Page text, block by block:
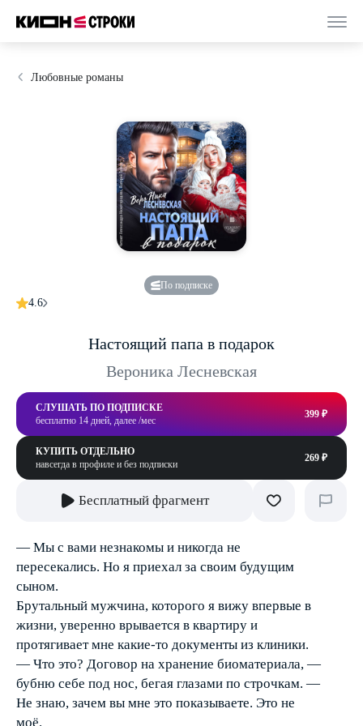
Любовные романы
По подписке
4.6
Настоящий папа в подарок
Вероника Лесневская
СЛУШАТЬ ПО ПОДПИСКЕ
бесплатно 14 дней, далее /мес
399 ₽
КУПИТЬ ОТДЕЛЬНО
навсегда в профиле и без подписки
269 ₽
Бесплатный фрагмент
— Мы с вами незнакомы и никогда не
пересекались. Но я приехал за своим будущим
сыном.
Брутальный мужчина, которого я вижу впервые в
жизни, уверенно врывается в квартиру и
протягивает мне какие-то документы из клиники.
— Что это? Договор на хранение биоматериала, —
бубню себе под нос, бегая глазами по строчкам. —
Не знаю, зачем вы мне это показываете. Это не
моё.